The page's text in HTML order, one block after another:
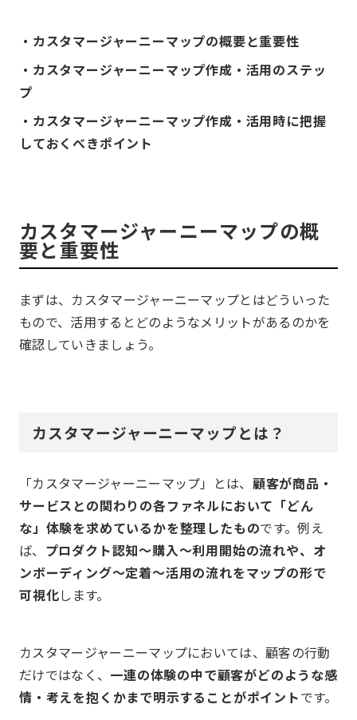
・カスタマージャーニーマップの概要と重要性
・カスタマージャーニーマップ作成・活用のステッ
プ
・カスタマージャーニーマップ作成・活用時に把握
しておくべきポイント
カスタマージャーニーマップの概
要と重要性
まずは、カスタマージャーニーマップとはどういった
もので、活用するとどのようなメリットがあるのかを
確認していきましょう。
カスタマージャーニーマップとは？
「カスタマージャーニーマップ」とは、 顧客が商品・
サービスとの関わりの各ファネルにおいて「どん
な」体験を求めているかを整理したものです。例え
ば、 プロダクト認知〜購入〜利用開始の流れや、オ
ンボーディング〜定着〜活用の流れをマップの形で
可視化します。
カスタマージャーニーマップにおいては、顧客の行動
だけではなく、 一連の体験の中で顧客がどのような感
情・考えを抱くかまで明示することがポイントです。